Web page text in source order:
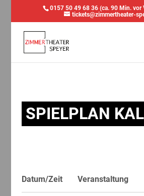
0157 50 49 68 36 (ca. 90 Min. vor
tickets@zimmertheater-
SPIELPLAN
Datum/Zeit Veranstaltung